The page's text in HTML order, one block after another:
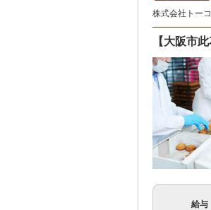
株式会社トー
【大阪市
給与